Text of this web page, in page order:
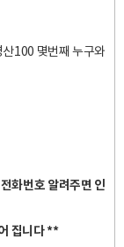
100 몇번째 누구와
화번호 알려주면 인
집니다 **